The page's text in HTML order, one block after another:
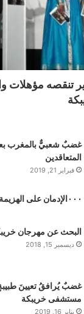
تنقصه مؤهلات
غضبٌ شعبيٌّ بالمغرب
المتعاقدين
فبراير 21, 2019
البحث عن مهرجان
ديسمبر 15, 2018
غضبٌ يُرافقُ تعيينَ
مستشفى خريبكة
يناير 16, 2019